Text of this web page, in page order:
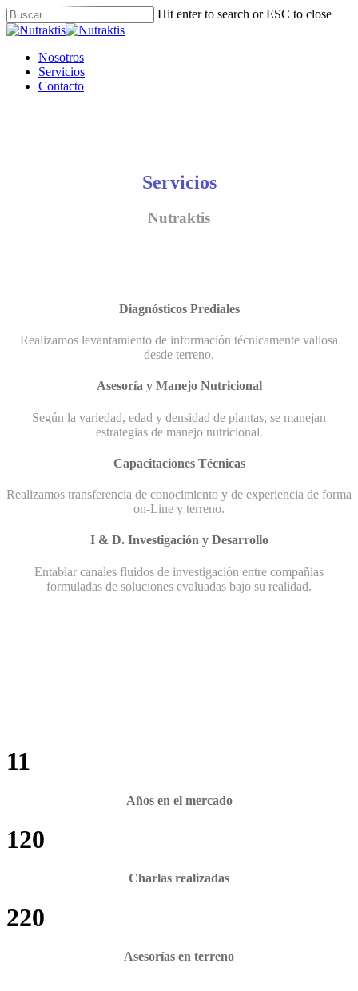
Skip
to
content
Hit enter to search or ESC to close
Close
Menu
Nosotros
Servicios
Contacto
Servicios
Nutraktis
Diagnósticos Prediales
Realizamos levantamiento de información técnicamente valiosa
desde terreno.
Asesoría y Manejo Nutricional
Según la variedad, edad y densidad de plantas, se manejan
estrategias de manejo nutricional.
Capacitaciones Técnicas
Realizamos transferencia de conocimiento y de experiencia de forma
on-Line y terreno.
I & D. Investigación y Desarrollo
Entablar canales fluidos de investigación entre compañías
formuladas de soluciones evaluadas bajo su realidad.
11
Años en el mercado
120
Charlas realizadas
220
Asesorías en terreno